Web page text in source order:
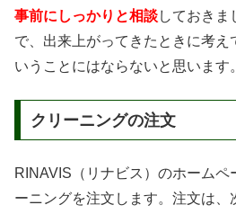
事前にしっかりと相談しておきま
で、出来上がってきたときに考え
いうことにはならないと思います。
クリーニングの注文
RINAVIS（リナビス）のホームペ
ーニングを注文します。注文は、